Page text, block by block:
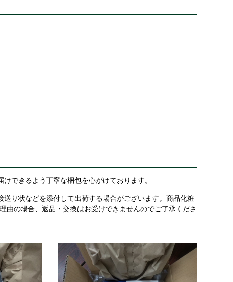
できるよう丁寧な梱包を心がけております。
り状などを添付して出荷する場合がございます。商品化粧
の場合、返品・交換はお受けできませんのでご了承くださ